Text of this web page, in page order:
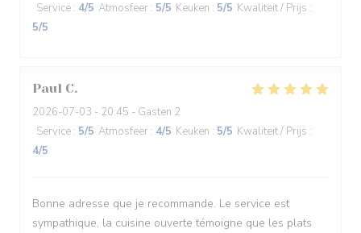
Service : 4/5 Atmosfeer : 5/5 Keuken : 5/5 Kwaliteit / Prijs :
5/5
Paul C
2026-07-03 - 20:45 - Gasten 2
Service : 5/5 Atmosfeer : 4/5 Keuken : 5/5 Kwaliteit / Prijs :
4/5
Bonne adresse que je recommande. Le service est
sympathique, la cuisine ouverte témoigne que les plats